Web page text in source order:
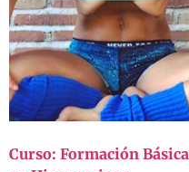
Curso: Formación Básica